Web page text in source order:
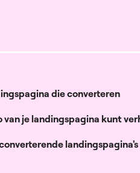
die converteren
van je landingspagina kunt
landingspagina's